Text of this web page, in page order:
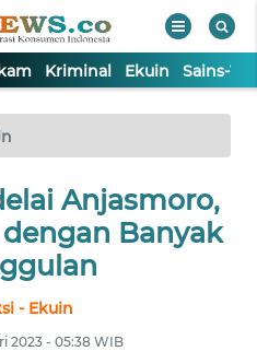
Kriminal Ekuin Sains-
Anjasmoro,
Banyak
- Ekuin
2023 - 05:38 WIB